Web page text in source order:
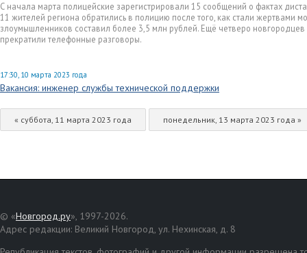
С начала марта полицейские зарегистрировали 15 сообщений о фактах
11 жителей региона обратились в полицию после того, как стали жертвами
злоумышленников составил более 3,5 млн рублей. Ещё четверо
прекратили телефонные разговоры.
17:30, 10 марта 2023 года
Вакансия: инженер службы технической поддержки
« суббота, 11 марта 2023 года понедельник, 13 марта 2023 года »
© «Новгород.ру», 1997-2026.
Адрес редакции: Великий Новгород, ул. Нехинская, д. 8